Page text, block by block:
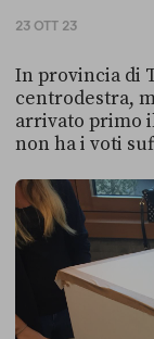
23 OTT 23
In provincia di
centrodestra,
arrivato primo
non ha i voti